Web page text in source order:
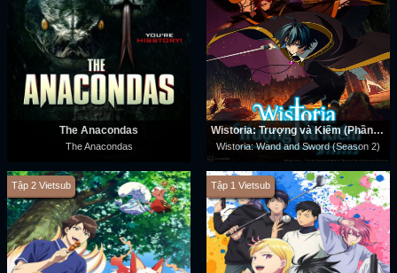
The Anacondas
The Anacondas
Wistoria: Trượng và Kiếm (Phần 2)
Wistoria: Wand and Sword (Season 2)
Tập 2 Vietsub Tập 1 Vietsub